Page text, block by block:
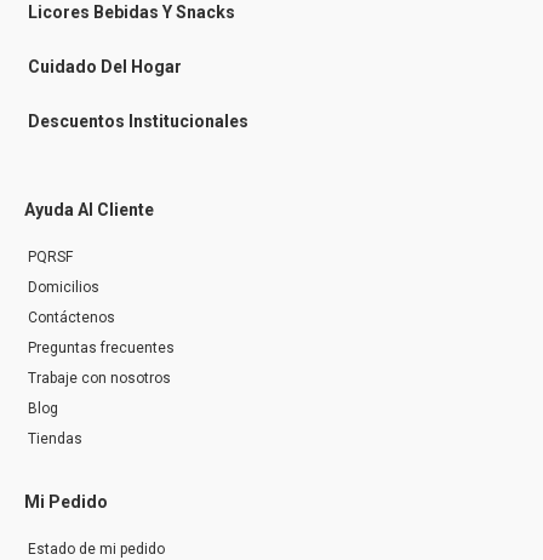
n
g
r
Licores Bebidas Y Snacks
Cuidado Del Hogar
Descuentos Institucionales
Ayuda Al Cliente
PQRSF
Domicilios
Contáctenos
Preguntas frecuentes
Trabaje con nosotros
Blog
Tiendas
Mi Pedido
Estado de mi pedido